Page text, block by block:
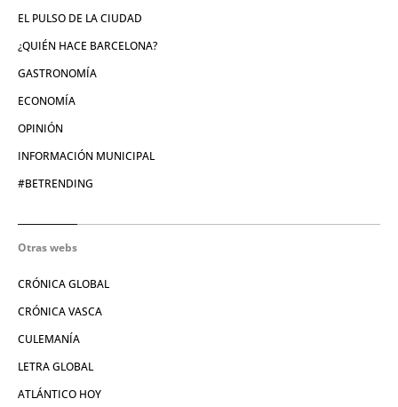
EL PULSO DE LA CIUDAD
¿QUIÉN HACE BARCELONA?
GASTRONOMÍA
ECONOMÍA
OPINIÓN
INFORMACIÓN MUNICIPAL
#BETRENDING
Otras webs
CRÓNICA GLOBAL
CRÓNICA VASCA
CULEMANÍA
LETRA GLOBAL
ATLÁNTICO HOY